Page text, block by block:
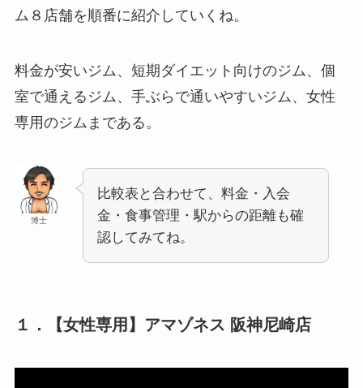
ム８店舗を順番に紹介していくね。
料金が安いジム、短期ダイエット向けのジム、個
室で通えるジム、手ぶらで通いやすいジム、女性
専用のジムまである。
博士
比較表と合わせて、料金・入会
金・食事管理・駅からの距離も確
認してみてね。
１．【女性専用】アマゾネス 阪神尼崎店